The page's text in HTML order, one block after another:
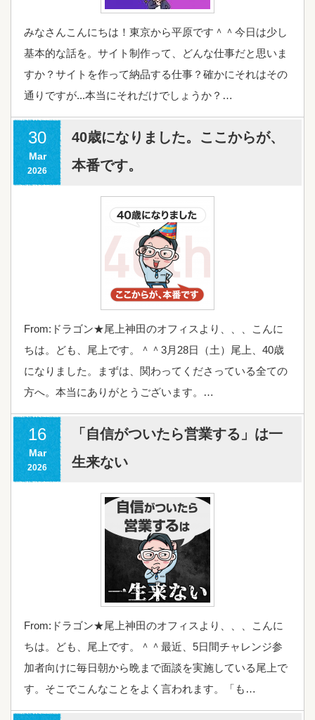
みなさんこんにちは！東京から平原です＾＾今日は少し
基本的な話を。サイト制作って、どんな仕事だと思いま
すか？サイトを作って納品する仕事？確かにそれはその
通りですが...本当にそれだけでしょうか？…
30
Mar
2026
40歳になりました。ここからが、
本番です。
From:ドラゴン★尾上神田のオフィスより、、、こんに
ちは。ども、尾上です。＾＾3月28日（土）尾上、40歳
になりました。まずは、関わってくださっている全ての
方へ。本当にありがとうございます。…
16
Mar
2026
「自信がついたら営業する」は一
生来ない
From:ドラゴン★尾上神田のオフィスより、、、こんに
ちは。ども、尾上です。＾＾最近、5日間チャレンジ参
加者向けに毎日朝から晩まで面談を実施している尾上で
す。そこでこんなことをよく言われます。「も…